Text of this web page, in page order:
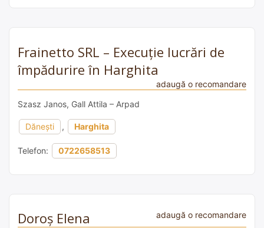
Frainetto SRL – Execuție lucrări de
împădurire în Harghita
adaugă o recomandare
Szasz Janos, Gall Attila – Arpad
Dăneşti , Harghita
Telefon: 0722658513
Doroș Elena adaugă o recomandare